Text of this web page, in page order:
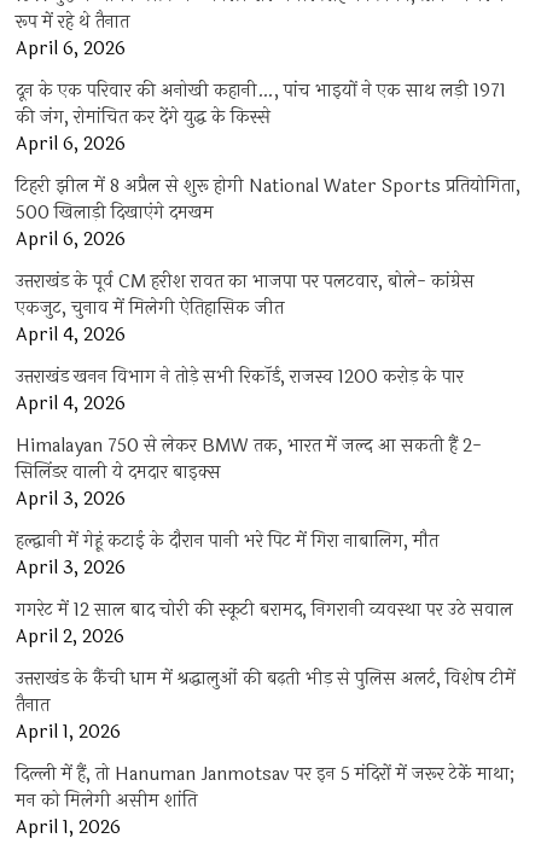
रूप में रहे थे तैनात
April 6, 2026
दून के एक परिवार की अनोखी कहानी…, पांच भाइयों ने एक साथ लड़ी 1971
की जंग, रोमांचित कर देंगे युद्ध के किस्से
April 6, 2026
टिहरी झील में 8 अप्रैल से शुरू होगी National Water Sports प्रतियोगिता,
500 खिलाड़ी दिखाएंगे दमखम
April 6, 2026
उत्तराखंड के पूर्व CM हरीश रावत का भाजपा पर पलटवार, बोले- कांग्रेस
एकजुट, चुनाव में मिलेगी ऐतिहासिक जीत
April 4, 2026
उत्तराखंड खनन विभाग ने तोड़े सभी रिकॉर्ड, राजस्व 1200 करोड़ के पार
April 4, 2026
Himalayan 750 से लेकर BMW तक, भारत में जल्द आ सकती हैं 2-
सिलिंडर वाली ये दमदार बाइक्स
April 3, 2026
हल्द्वानी में गेहूं कटाई के दौरान पानी भरे पिट में गिरा नाबालिग, मौत
April 3, 2026
गगरेट में 12 साल बाद चोरी की स्कूटी बरामद, निगरानी व्यवस्था पर उठे सवाल
April 2, 2026
उत्तराखंड के कैंची धाम में श्रद्धालुओं की बढ़ती भीड़ से पुलिस अलर्ट, विशेष टीमें
तैनात
April 1, 2026
दिल्ली में हैं, तो Hanuman Janmotsav पर इन 5 मंदिरों में जरूर टेकें माथा;
मन को मिलेगी असीम शांति
April 1, 2026